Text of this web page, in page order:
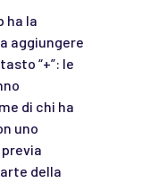
ha la
aggiungere
“+”: le
di chi ha
uno
della